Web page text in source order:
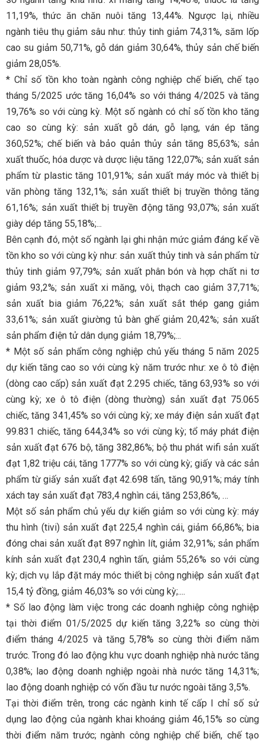
11,19%, thức ăn chăn nuôi tăng 13,44%. Ngược lại, nhiều
ngành tiêu thụ giảm sâu như: thủy tinh giảm 74,31%, săm lốp
cao su giảm 50,71%, gỗ dán giảm 30,64%, thủy sản chế biến
giảm 28,05%.
* Chỉ số tồn kho toàn ngành công nghiệp chế biến, chế tạo
tháng 5/2025 ước tăng 16,04% so với tháng 4/2025 và tăng
19,76% so với cùng kỳ. Một số ngành có chỉ số tồn kho tăng
cao so cùng kỳ: sản xuất gỗ dán, gỗ lạng, ván ép tăng
360,52%; chế biến và bảo quản thủy sản tăng 85,63%; sản
xuất thuốc, hóa dược và dược liệu tăng 122,07%; sản xuất sản
phẩm từ plastic tăng 101,91%; sản xuất máy móc và thiết bị
văn phòng tăng 132,1%; sản xuất thiết bị truyền thông tăng
61,16%; sản xuất thiết bị truyền động tăng 93,07%; sản xuất
giày dép tăng 55,18%;...
Bên cạnh đó, một số ngành lại ghi nhận mức giảm đáng kể về
tồn kho so với cùng kỳ như: sản xuất thủy tinh và sản phẩm từ
thủy tinh giảm 97,79%; sản xuất phân bón và hợp chất ni tơ
giảm 93,2%; sản xuất xi măng, vôi, thạch cao giảm 37,71%;
sản xuất bia giảm 76,22%; sản xuất sắt thép gang giảm
33,61%; sản xuất giường tủ bàn ghế giảm 20,42%; sản xuất
sản phẩm điện tử dân dụng giảm 18,79%;...
* Một số sản phẩm công nghiệp chủ yếu tháng 5 năm 2025
dự kiến tăng cao so với cùng kỳ năm trước như: xe ô tô điện
(dòng cao cấp) sản xuất đạt 2.295 chiếc, tăng 63,93% so với
cùng kỳ; xe ô tô điện (dòng thường) sản xuất đạt 75.065
chiếc, tăng 341,45% so với cùng kỳ; xe máy điện sản xuất đạt
99.831 chiếc, tăng 644,34% so với cùng kỳ; tổ máy phát điện
sản xuất đạt 676 bộ, tăng 382,86%; bộ thu phát wifi sản xuất
đạt 1,82 triệu cái, tăng 1777% so với cùng kỳ; giấy và các sản
phẩm từ giấy sản xuất đạt 42.698 tấn, tăng 90,91%; máy tính
xách tay sản xuất đạt 783,4 nghìn cái, tăng 253,86%, …
Một số sản phẩm chủ yếu dự kiến giảm so với cùng kỳ: máy
thu hình (tivi) sản xuất đạt 225,4 nghìn cái, giảm 66,86%; bia
đóng chai sản xuất đạt 897 nghìn lít, giảm 32,91%; sản phẩm
kính sản xuất đạt 230,4 nghìn tấn, giảm 55,26% so với cùng
kỳ; dịch vụ lắp đặt máy móc thiết bị công nghiệp sản xuất đạt
15,4 tỷ đồng, giảm 46,03% so với cùng kỳ;....
* Số lao động làm việc trong các doanh nghiệp công nghiệp
tại thời điểm 01/5/2025 dự kiến tăng 3,22% so cùng thời
điểm tháng 4/2025 và tăng 5,78% so cùng thời điểm năm
trước. Trong đó lao động khu vực doanh nghiệp nhà nước tăng
0,38%; lao động doanh nghiệp ngoài nhà nước tăng 14,31%;
lao động doanh nghiệp có vốn đầu tư nước ngoài tăng 3,5%.
Tại thời điểm trên, trong các ngành kinh tế cấp I chỉ số sử
dụng lao động của ngành khai khoáng giảm 46,15% so cùng
thời điểm năm trước; ngành công nghiệp chế biến, chế tạo